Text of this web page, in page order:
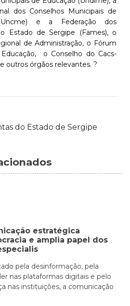
dos Conselhos Municipais de
e a Federação dos
Estado de Sergipe (Fames), o
de Administração, o Fórum
o Conselho do Cacs-
outros órgãos relevantes. ?
do Estado de Sergipe
estratégica
e amplia papel dos
pela desinformação, pela
nas plataformas digitais e pelo
nas instituições, a comunicação